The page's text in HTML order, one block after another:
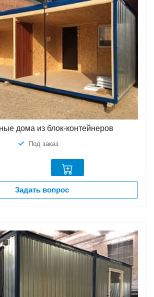
дома из блок-контейнеров
Под заказ
Задать вопрос